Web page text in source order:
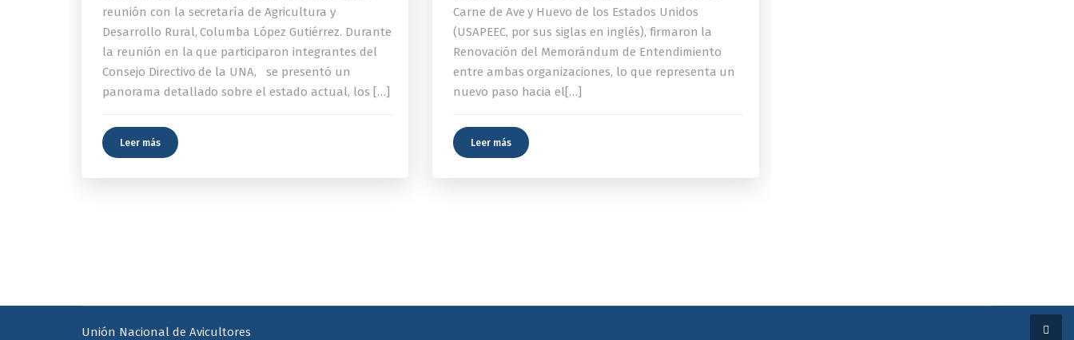
reunión con la secretaría de Agricultura y
Desarrollo Rural, Columba López Gutiérrez. Durante
la reunión en la que participaron integrantes del
Consejo Directivo de la UNA, se presentó un
panorama detallado sobre el estado actual, los […]
Leer más
Carne de Ave y Huevo de los Estados Unidos
(USAPEEC, por sus siglas en inglés), firmaron la
Renovación del Memorándum de Entendimiento
entre ambas organizaciones, lo que representa un
nuevo paso hacia el[…]
Leer más
Unión Nacional de Avicultores